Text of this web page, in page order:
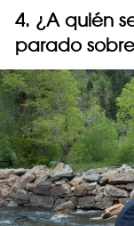
4. ¿A quién
parado